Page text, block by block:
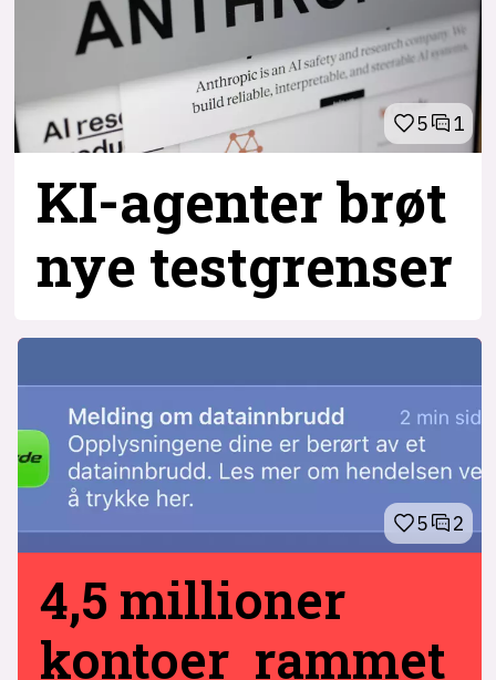
5 1
KI-agenter brøt
nye testgrenser
5 2
4,5 millioner
kontoer rammet